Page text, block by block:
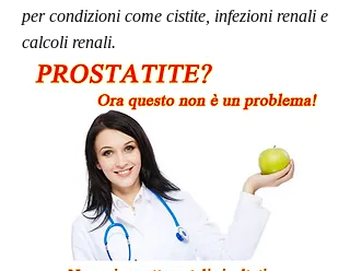
per condizioni come cistite, infezioni renali e
calcoli renali.